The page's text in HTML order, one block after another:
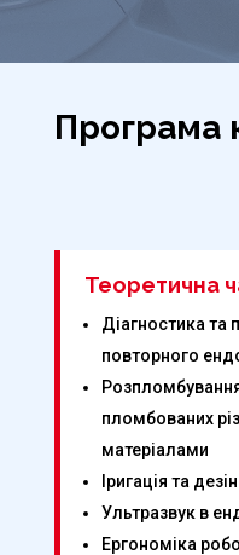
Програма
Теоретична
Діагностика та
повторного
пломбованих
матеріалами
Іригація та
Ультразвук в
Ергономіка